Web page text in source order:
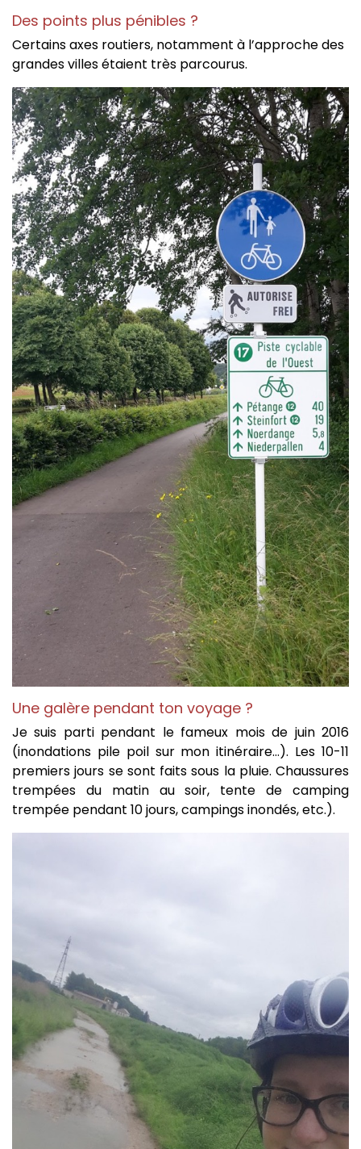
Des points plus pénibles ?
Certains axes routiers, notamment à l’approche des
grandes villes étaient très parcourus.
Une galère pendant ton voyage ?
Je suis parti pendant le fameux mois de juin 2016
(inondations pile poil sur mon itinéraire…). Les 10-11
premiers jours se sont faits sous la pluie. Chaussures
trempées du matin au soir, tente de camping
trempée pendant 10 jours, campings inondés, etc.).